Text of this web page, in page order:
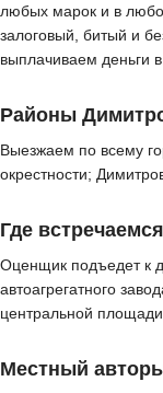
любых марок и в
залоговый, битый и
выплачиваем деньги
Районы
Выезжаем по всему
окрестности;
Где встречаемся
Оценщик подъедет к
автоагрегатного
центральной площади
Местный